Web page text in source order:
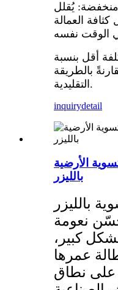
منخفضة: يُقلل
٣٠٪ ويُقلل كثافة العمالة
أقل بنسبة
بالطريقة
التقليدية.
inquirydetail
الأرضية
بالليزر
بالليزر
نعومة
كبير،
عمرها
على نطاق